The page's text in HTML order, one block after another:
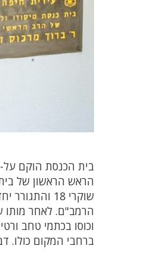
הראש הראשון של
שוקרי 18
הרמב"ם. לאחר מותו
וכוסו בכתמי טחב
ברחבי המקום כולו.